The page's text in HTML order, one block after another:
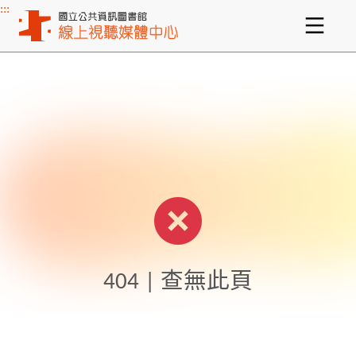
主要內容區塊
:::
404 | 查無此頁